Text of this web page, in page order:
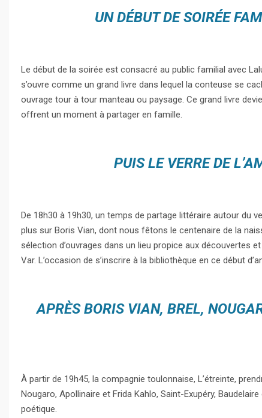
UN DÉBUT DE SOIRÉE
Le début de la soirée est consacré au public familial avec
s’ouvre comme un grand livre dans lequel la conteuse se
ouvrage tour à tour manteau ou paysage. Ce grand livre
offrent un moment à partager en famille.
PUIS LE VERRE DE
De 18h30 à 19h30, un temps de partage littéraire autour du
plus sur Boris Vian, dont nous fêtons le centenaire de la
sélection d’ouvrages dans un lieu propice aux découvertes
Var. L’occasion de s’inscrire à la bibliothèque en ce début
APRÈS BORIS VIAN, BREL,
À partir de 19h45, la compagnie toulonnaise, L’étreinte,
Nougaro, Apollinaire et Frida Kahlo, Saint-Exupéry,
poétique.